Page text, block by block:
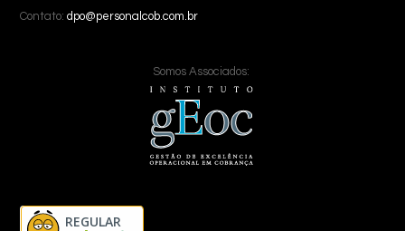
Contato:dpo@personalcob.com.br
Somos Associados:
REGULAR